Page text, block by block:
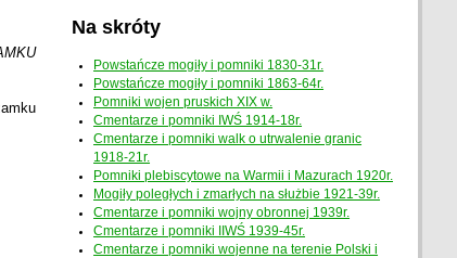
Na skróty
Powstańcze mogiły i pomniki 1830-31r.
Powstańcze mogiły i pomniki 1863-64r.
Pomniki wojen pruskich XIX w.
Cmentarze i pomniki IWŚ 1914-18r.
Cmentarze i pomniki walk o utrwalenie granic
1918-21r.
Pomniki plebiscytowe na Warmii i Mazurach 1920r.
Mogiły poległych i zmarłych na służbie 1921-39r.
Cmentarze i pomniki wojny obronnej 1939r.
Cmentarze i pomniki IIWŚ 1939-45r.
Cmentarze i pomniki wojenne na terenie Polski i